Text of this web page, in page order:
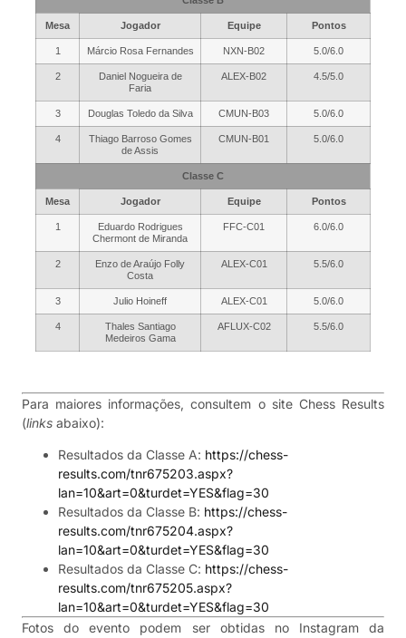
Mesa Jogador Equipe Pontos
1 Márcio Rosa Fernandes NXN-B02 5.0/6.0
2
Daniel Nogueira de
Faria
ALEX-B02 4.5/5.0
3 Douglas Toledo da Silva CMUN-B03 5.0/6.0
4
Thiago Barroso Gomes
de Assis
CMUN-B01 5.0/6.0
Classe C
Mesa Jogador Equipe Pontos
1
Eduardo Rodrigues
Chermont de Miranda
FFC-C01 6.0/6.0
2
Enzo de Araújo Folly
Costa
ALEX-C01 5.5/6.0
3 Julio Hoineff ALEX-C01 5.0/6.0
4
Thales Santiago
Medeiros Gama
AFLUX-C02 5.5/6.0
Para maiores informações, consultem o site Chess Results
(links abaixo):
Resultados da Classe A: https://chess-
results.com/tnr675203.aspx?
lan=10&art=0&turdet=YES&flag=30
Resultados da Classe B: https://chess-
results.com/tnr675204.aspx?
lan=10&art=0&turdet=YES&flag=30
Resultados da Classe C: https://chess-
results.com/tnr675205.aspx?
lan=10&art=0&turdet=YES&flag=30
Fotos do evento podem ser obtidas no Instagram da